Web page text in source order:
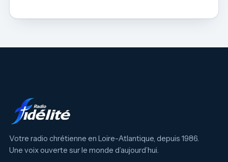
Votre radio chrétienne en Loire-Atlantique, depuis 1986.
Une voix ouverte sur le monde d’aujourd’hui.